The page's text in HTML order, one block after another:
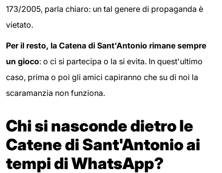
173/2005, parla chiaro: un tal genere di propaganda è
vietato.
Per il resto, la Catena di Sant'Antonio rimane sempre
un gioco: o ci si partecipa o la si evita. In quest'ultimo
caso, prima o poi gli amici capiranno che su di noi la
scaramanzia non funziona.
Chi si nasconde dietro le
Catene di Sant'Antonio ai
tempi di WhatsApp?